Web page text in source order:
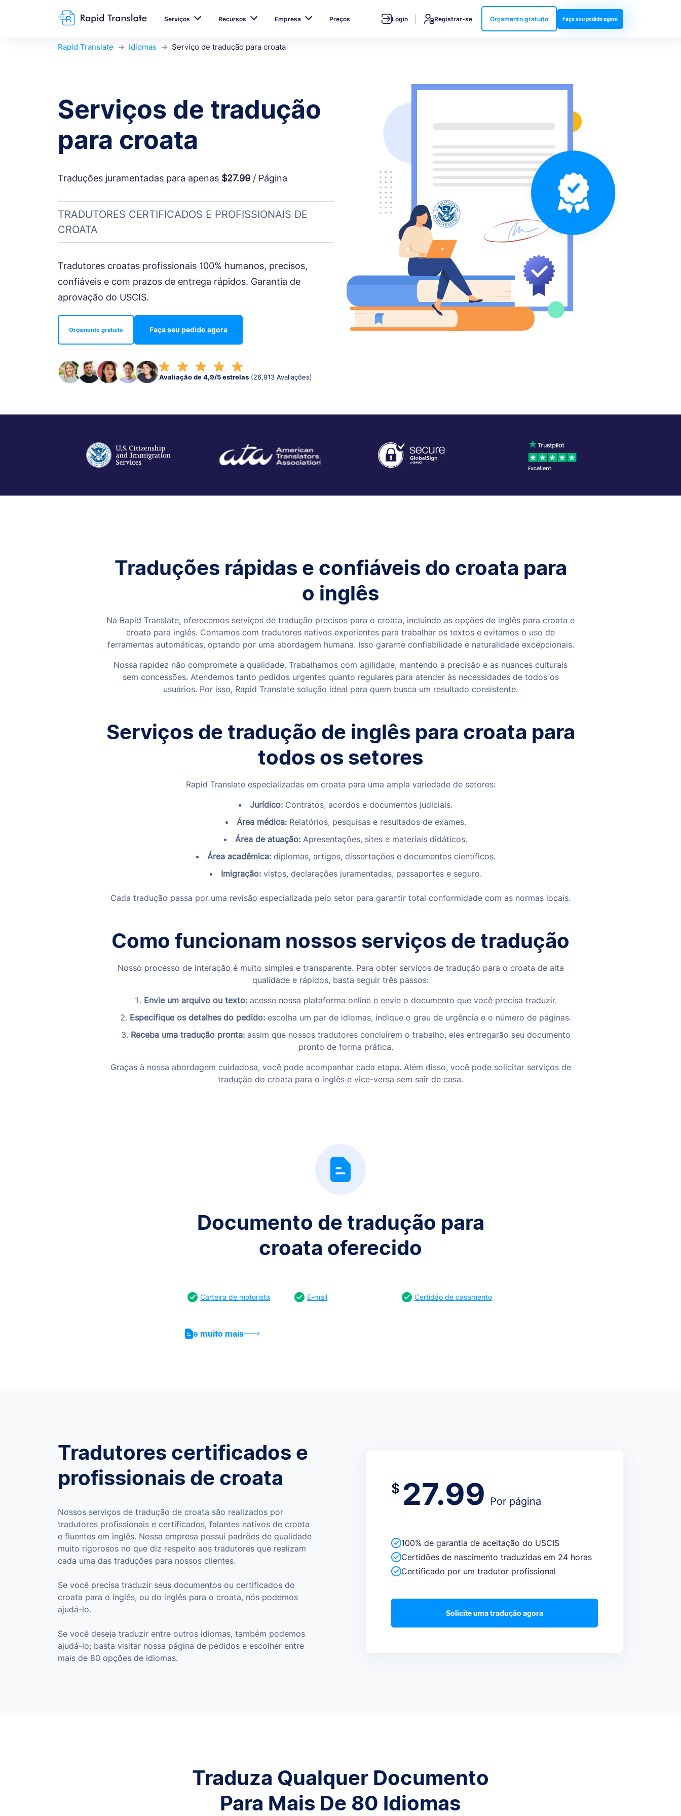
Serviços Recursos Empresa Preços Login Registrar-se Orçamento gratuito Faça seu pedido agora
Rapid Translate Idiomas Serviço de tradução para croata
Serviços de tradução
para croata
Traduções juramentadas para apenas $27.99 / Página
TRADUTORES CERTIFICADOS E PROFISSIONAIS DE
CROATA
Tradutores croatas profissionais 100% humanos, precisos,
confiáveis e com prazos de entrega rápidos. Garantia de
aprovação do USCIS.
Faça seu pedido agora
Orçamento gratuito
Avaliação de 4,9/5 estrelas (26,913 Avaliações)
Traduções rápidas e confiáveis do croata para
o inglês
Na Rapid Translate, oferecemos serviços de tradução precisos para o croata, incluindo as opções de inglês para croata e
croata para inglês. Contamos com tradutores nativos experientes para trabalhar os textos e evitamos o uso de
ferramentas automáticas, optando por uma abordagem humana. Isso garante confiabilidade e naturalidade excepcionais.
Nossa rapidez não compromete a qualidade. Trabalhamos com agilidade, mantendo a precisão e as nuances culturais
sem concessões. Atendemos tanto pedidos urgentes quanto regulares para atender às necessidades de todos os
usuários. Por isso, Rapid Translate solução ideal para quem busca um resultado consistente.
Serviços de tradução de inglês para croata para
todos os setores
Rapid Translate especializadas em croata para uma ampla variedade de setores:
Jurídico: Contratos, acordos e documentos judiciais.
Área médica:Relatórios, pesquisas e resultados de exames.
Área de atuação: Apresentações, sites e materiais didáticos.
Área acadêmica:diplomas, artigos, dissertações e documentos científicos.
Imigração:vistos, declarações juramentadas, passaportes e seguro.
Cada tradução passa por uma revisão especializada pelo setor para garantir total conformidade com as normas locais.
Como funcionam nossos serviços de tradução
Nosso processo de interação é muito simples e transparente. Para obter serviços de tradução para o croata de alta
qualidade e rápidos, basta seguir três passos:
Envie um arquivo ou texto: acesse nossa plataforma online e envie o documento que você precisa traduzir.
Especifique os detalhes do pedido: escolha um par de idiomas, indique o grau de urgência e o número de páginas.
Receba uma tradução pronta:assim que nossos tradutores concluírem o trabalho, eles entregarão seu documento
pronto de forma prática.
Graças à nossa abordagem cuidadosa, você pode acompanhar cada etapa. Além disso, você pode solicitar serviços de
tradução do croata para o inglês e vice-versa sem sair de casa.
Documento de tradução para
croata oferecido
Carteira de motorista E-mail Certidão de casamento
e muito mais
Tradutores certificados e
profissionais de croata
Nossos serviços de tradução de croata são realizados por
tradutores profissionais e certificados, falantes nativos de croata
e fluentes em inglês. Nossa empresa possui padrões de qualidade
muito rigorosos no que diz respeito aos tradutores que realizam
cada uma das traduções para nossos clientes.
Se você precisa traduzir seus documentos ou certificados do
croata para o inglês, ou do inglês para o croata, nós podemos
ajudá-lo.
Se você deseja traduzir entre outros idiomas, também podemos
ajudá-lo; basta visitar nossa página de pedidos e escolher entre
mais de 80 opções de idiomas.
$ 27.99 Por página
100% de garantia de aceitação do USCIS
Certidões de nascimento traduzidas em 24 horas
Certificado por um tradutor profissional
Solicite uma tradução agora
Traduza Qualquer Documento
Para Mais De 80 Idiomas